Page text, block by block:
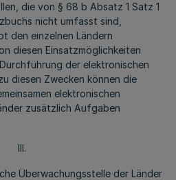
die von § 68 b Absatz 1 Satz 1
nicht umfasst sind,
den einzelnen Ländern
diesen Einsatzmöglichkeiten
der elektronischen
diesen Zwecken können die
elektronischen
zusätzlich Aufgaben
III.
Überwachungsstelle der Länder